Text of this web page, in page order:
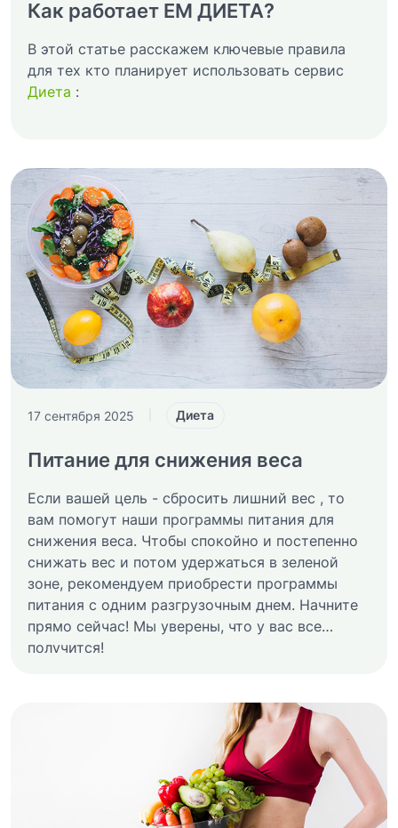
Как работает ЕМ ДИЕТА?
В этой статье расскажем ключевые правила
для тех кто планирует использовать сервис
Диета :
17 сентября 2025 Диета
Питание для снижения веса
Если вашей цель - сбросить лишний вес , то
вам помогут наши программы питания для
снижения веса. Чтобы спокойно и постепенно
снижать вес и потом удержаться в зеленой
зоне, рекомендуем приобрести программы
питания с одним разгрузочным днем. Начните
прямо сейчас! Мы уверены, что у вас все
получится!